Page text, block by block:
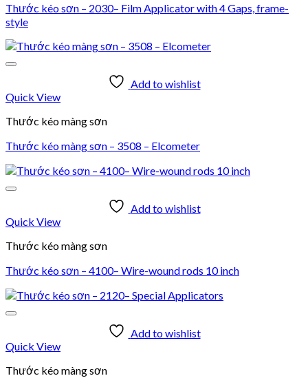
Thước kéo sơn – 2030– Film Applicator with 4 Gaps, frame-
style
Add to wishlist
Quick View
Thước kéo màng sơn
Thước kéo màng sơn – 3508 – Elcometer
Add to wishlist
Quick View
Thước kéo màng sơn
Thước kéo sơn – 4100– Wire-wound rods 10 inch
Add to wishlist
Quick View
Thước kéo màng sơn